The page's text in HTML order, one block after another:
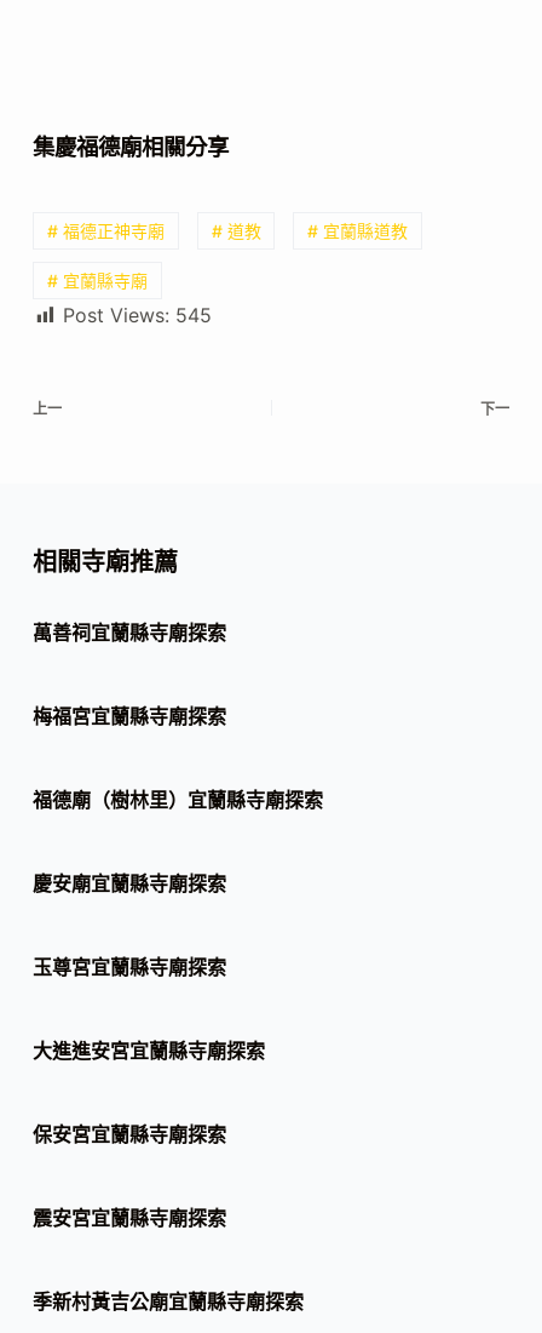
集慶福德廟相關分享
# 福德正神寺廟 # 道教 # 宜蘭縣道教
# 宜蘭縣寺廟
Post Views: 545
上一 下一
相關寺廟推薦
萬善祠宜蘭縣寺廟探索
梅福宮宜蘭縣寺廟探索
福德廟（樹林里）宜蘭縣寺廟探索
慶安廟宜蘭縣寺廟探索
玉尊宮宜蘭縣寺廟探索
大進進安宮宜蘭縣寺廟探索
保安宮宜蘭縣寺廟探索
震安宮宜蘭縣寺廟探索
季新村黃吉公廟宜蘭縣寺廟探索